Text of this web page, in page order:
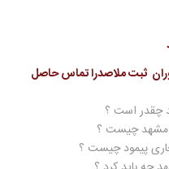
ثبت ملاصدرا تماس حاصل
چقدر است ؟
مشهد چیست ؟
پیمود چیست ؟